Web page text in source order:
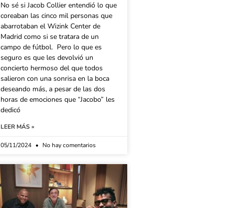
No sé si Jacob Collier entendió lo que
coreaban las cinco mil personas que
abarrotaban el Wizink Center de
Madrid como si se tratara de un
campo de fútbol. Pero lo que es
seguro es que les devolvió un
concierto hermoso del que todos
salieron con una sonrisa en la boca
deseando más, a pesar de las dos
horas de emociones que “Jacobo” les
dedicó
LEER MÁS »
05/11/2024 No hay comentarios